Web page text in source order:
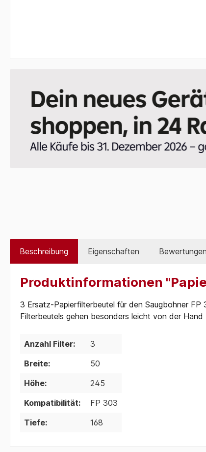
Beschreibung Eigenschaften Bewertungen
Produktinformationen
3 Ersatz-Papierfilterbeutel für den Saugbohner FP
Filterbeutels gehen besonders leicht von der Hand
Anzahl Filter:
3
Breite:
50
Höhe:
245
Kompatibilität:
FP 303
Tiefe:
168